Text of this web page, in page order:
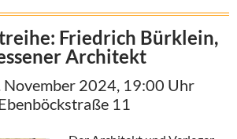
Friedrich Bürklein,
Architekt
November 2024, 19:00 Uhr
11